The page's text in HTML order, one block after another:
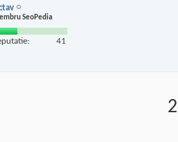
SeoPedia
41